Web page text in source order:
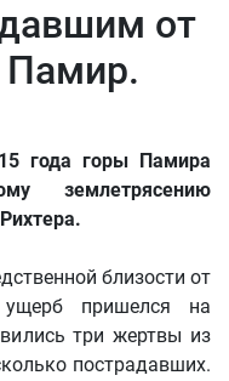
от
Памир.
года горы Памира
землетрясению
близости от
ущерб пришелся на
три жертвы из
пострадавших.